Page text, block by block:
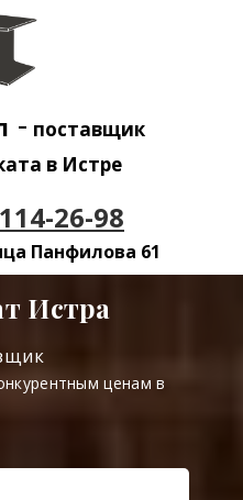
- поставщик
в Истре
26-98
Панфилова 61
Истра
ценам в